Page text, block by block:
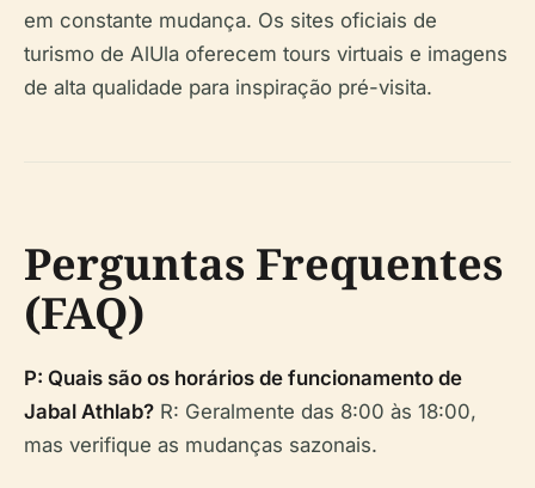
em constante mudança. Os sites oficiais de
turismo de AlUla oferecem tours virtuais e imagens
de alta qualidade para inspiração pré-visita.
Perguntas Frequentes
(FAQ)
P: Quais são os horários de funcionamento de
Jabal Athlab? R: Geralmente das 8:00 às 18:00,
mas verifique as mudanças sazonais.